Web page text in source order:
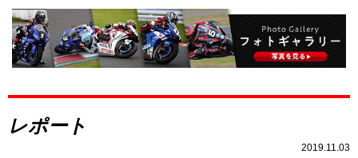
トップ
全日本ロードレース選手権とは?
レポート
速報
レポート
2019.11.03